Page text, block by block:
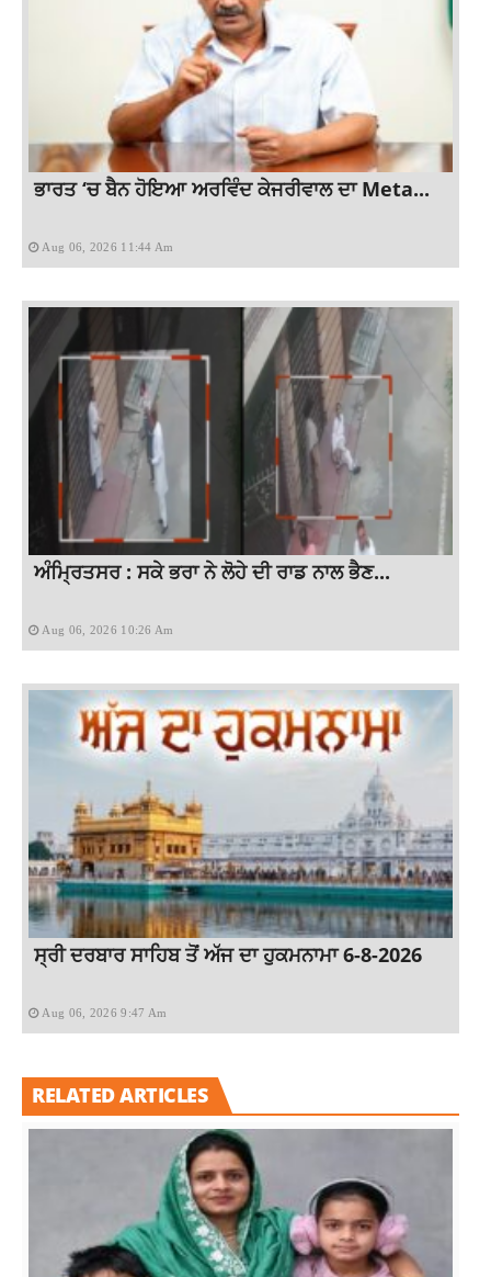
ਭਾਰਤ ‘ਚ ਬੈਨ ਹੋਇਆ ਅਰਵਿੰਦ ਕੇਜਰੀਵਾਲ ਦਾ Meta...
Aug 06, 2026 11:44 Am
ਅੰਮ੍ਰਿਤਸਰ : ਸਕੇ ਭਰਾ ਨੇ ਲੋਹੇ ਦੀ ਰਾਡ ਨਾਲ ਭੈਣ...
Aug 06, 2026 10:26 Am
ਸ੍ਰੀ ਦਰਬਾਰ ਸਾਹਿਬ ਤੋਂ ਅੱਜ ਦਾ ਹੁਕਮਨਾਮਾ 6-8-2026
Aug 06, 2026 9:47 Am
RELATED ARTICLES